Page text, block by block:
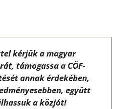
kérjük a magyar
támogassa a CÖF-
annak érdekében,
együtt
a közjót!